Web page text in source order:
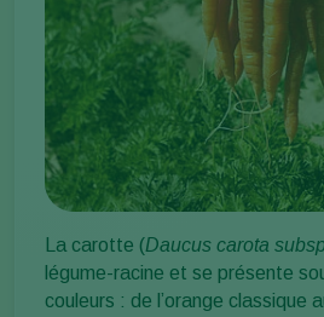
La carotte (Daucus carota
légume-racine et se présente
couleurs : de l’orange classique